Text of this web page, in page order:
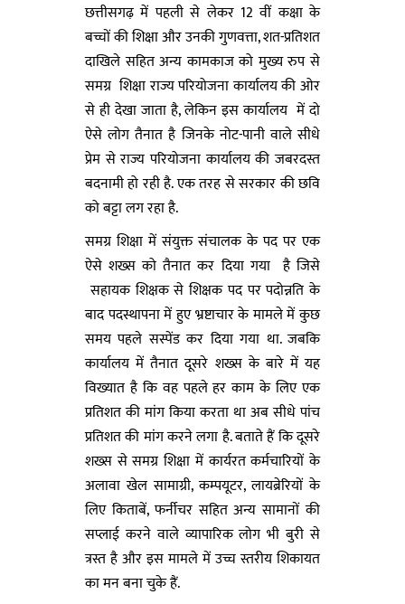
छत्तीसगढ़ में पहली से लेकर 12 वीं कक्षा के
बच्चों की शिक्षा और उनकी गुणवत्ता, शत-प्रतिशत
दाखिले सहित अन्य कामकाज को मुख्य रुप से
समग्र शिक्षा राज्य परियोजना कार्यालय की ओर
से ही देखा जाता है, लेकिन इस कार्यालय में दो
ऐसे लोग तैनात है जिनके नोट-पानी वाले सीधे
प्रेम से राज्य परियोजना कार्यालय की जबरदस्त
बदनामी हो रही है. एक तरह से सरकार की छवि
को बट्टा लग रहा है.
समग्र शिक्षा में संयुक्त संचालक के पद पर एक
ऐसे शख्स को तैनात कर दिया गया है जिसे
सहायक शिक्षक से शिक्षक पद पर पदोन्नति के
बाद पदस्थापना में हुए भ्रष्टाचार के मामले में कुछ
समय पहले सस्पेंड कर दिया गया था. जबकि
कार्यालय में तैनात दूसरे शख्स के बारे में यह
विख्यात है कि वह पहले हर काम के लिए एक
प्रतिशत की मांग किया करता था अब सीधे पांच
प्रतिशत की मांग करने लगा है. बताते हैं कि दूसरे
शख्स से समग्र शिक्षा में कार्यरत कर्मचारियों के
अलावा खेल सामाग्री, कम्पयूटर, लायब्रेरियों के
लिए किताबें, फर्नीचर सहित अन्य सामानों की
सप्लाई करने वाले व्यापारिक लोग भी बुरी से
त्रस्त है और इस मामले में उच्च स्तरीय शिकायत
का मन बना चुके हैं.